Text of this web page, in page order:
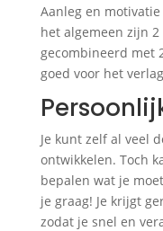
Aanleg en
het algemeen zijn
gecombineerd met
goed voor het
Je kunt zelf al veel
ontwikkelen. Toch
bepalen wat je
je graag! Je krijgt
zodat je snel en